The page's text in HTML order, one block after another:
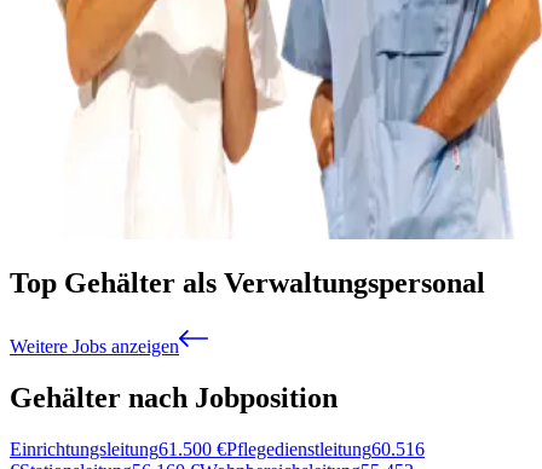
Top Gehälter als Verwaltungspersonal
Weitere Jobs anzeigen
Gehälter nach Jobposition
Einrichtungsleitung61.500 €Pflegedienstleitung60.516